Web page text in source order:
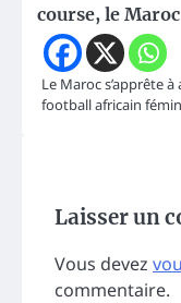
course, le
Le Maroc s’apprête
football africain
Laisser un
Vous devez
commentaire.